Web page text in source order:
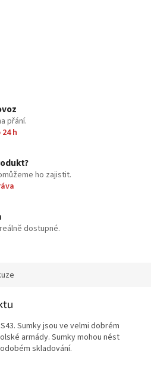
přání.
h
ho zajistit.
dostupné.
Sumky jsou ve velmi dobrém
armády. Sumky mohou nést
skladování.